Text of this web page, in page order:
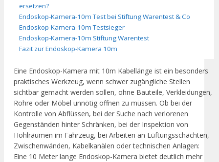
ersetzen?
Endoskop-Kamera-10m Test bei Stiftung Warentest & Co
Endoskop-Kamera-10m Testsieger
Endoskop-Kamera-10m Stiftung Warentest
Fazit zur Endoskop-Kamera 10m
Eine Endoskop-Kamera mit 10m Kabellänge ist ein besonders
praktisches Werkzeug, wenn schwer zugängliche Stellen
sichtbar gemacht werden sollen, ohne Bauteile, Verkleidungen,
Rohre oder Möbel unnötig öffnen zu müssen. Ob bei der
Kontrolle von Abflüssen, bei der Suche nach verlorenen
Gegenständen hinter Schränken, bei der Inspektion von
Hohlräumen im Fahrzeug, bei Arbeiten an Lüftungsschächten,
Zwischenwänden, Kabelkanälen oder technischen Anlagen:
Eine 10 Meter lange Endoskop-Kamera bietet deutlich mehr